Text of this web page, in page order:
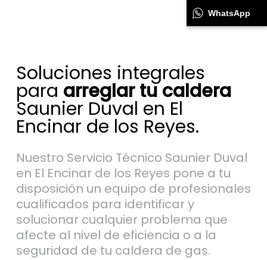
Soluciones integrales
para arreglar tu caldera
Saunier Duval en El
Encinar de los Reyes.
Nuestro Servicio Técnico Saunier Duval
en El Encinar de los Reyes pone a tu
disposición un equipo de profesionales
cualificados para identificar y
solucionar cualquier problema que
afecte al nivel de eficiencia o a la
seguridad de tu caldera de gas.
WhatsApp